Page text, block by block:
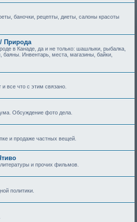
баночки, рецепты, диеты, салоны красоты
Природа
в Канаде, да и не только: шашлыки, рыбалка,
баяны. Инвентарь, места, магазины, байки,
все что с этим связано.
Обсуждение фото дела.
и продаже частных вещей.
и прочих фильмов.
политики.